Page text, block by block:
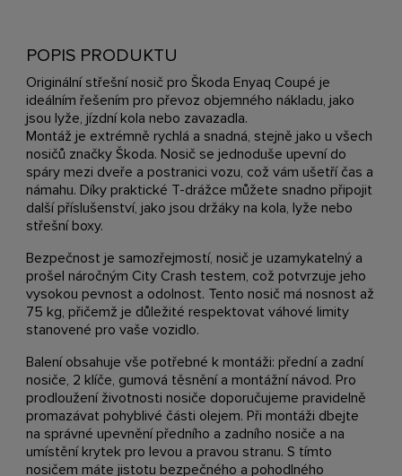
POPIS PRODUKTU
Originální střešní nosič pro Škoda Enyaq Coupé je
ideálním řešením pro převoz objemného nákladu, jako
jsou lyže, jízdní kola nebo zavazadla.
Montáž je extrémně rychlá a snadná, stejně jako u všech
nosičů značky Škoda. Nosič se jednoduše upevní do
spáry mezi dveře a postranici vozu, což vám ušetří čas a
námahu. Díky praktické T-drážce můžete snadno připojit
další příslušenství, jako jsou držáky na kola, lyže nebo
střešní boxy.
Bezpečnost je samozřejmostí, nosič je uzamykatelný a
prošel náročným City Crash testem, což potvrzuje jeho
vysokou pevnost a odolnost. Tento nosič má nosnost až
75 kg, přičemž je důležité respektovat váhové limity
stanovené pro vaše vozidlo.
Balení obsahuje vše potřebné k montáži: přední a zadní
nosiče, 2 klíče, gumová těsnění a montážní návod. Pro
prodloužení životnosti nosiče doporučujeme pravidelně
promazávat pohyblivé části olejem. Při montáži dbejte
na správné upevnění předního a zadního nosiče a na
umístění krytek pro levou a pravou stranu. S tímto
nosičem máte jistotu bezpečného a pohodlného